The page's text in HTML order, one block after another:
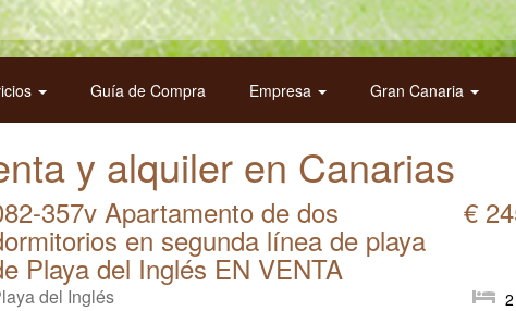
Guía de Compra Empresa Gran Canaria
y alquiler en Canarias
357v Apartamento de dos
en segunda línea de playa
Playa del Inglés EN VENTA
€
del Inglés 2